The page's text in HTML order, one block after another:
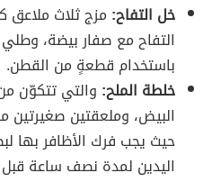
خل التفاح: مزج ثلاث ملاعق
التفاح مع صفار بيضة، وطلي
باستخدام قطعةٍ من القطن.
خلطة الملح: والتي تتكوّن
البيض، وملعقتين صغيرتين
حيث يجب فرك الأظافر بها
اليدين لمدة نصف ساعة قبل